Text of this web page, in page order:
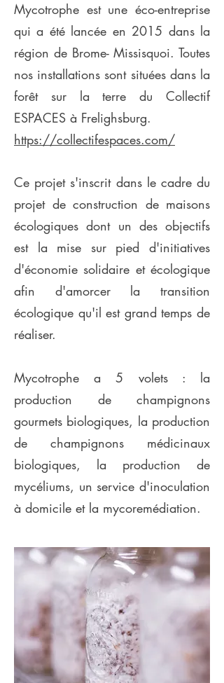
Mycotrophe est une éco-entreprise
qui a été lancée en 2015 dans la
région de Brome- Missisquoi. Toutes
nos installations sont situées dans la
forêt sur la terre du Collectif
ESPACES à Frelighsburg.
https://collectifespaces.com/
Ce projet s'inscrit dans le cadre du
projet de construction de maisons
écologiques dont un des objectifs
est la mise sur pied d'initiatives
d'économie solidaire et écologique
afin d'amorcer la transition
écologique qu'il est grand temps de
réaliser.
Mycotrophe a 5 volets : la
production de champignons
gourmets biologiques, la production
de champignons médicinaux
biologiques, la production de
mycéliums, un service d'inoculation
à domicile et la mycoremédiation.